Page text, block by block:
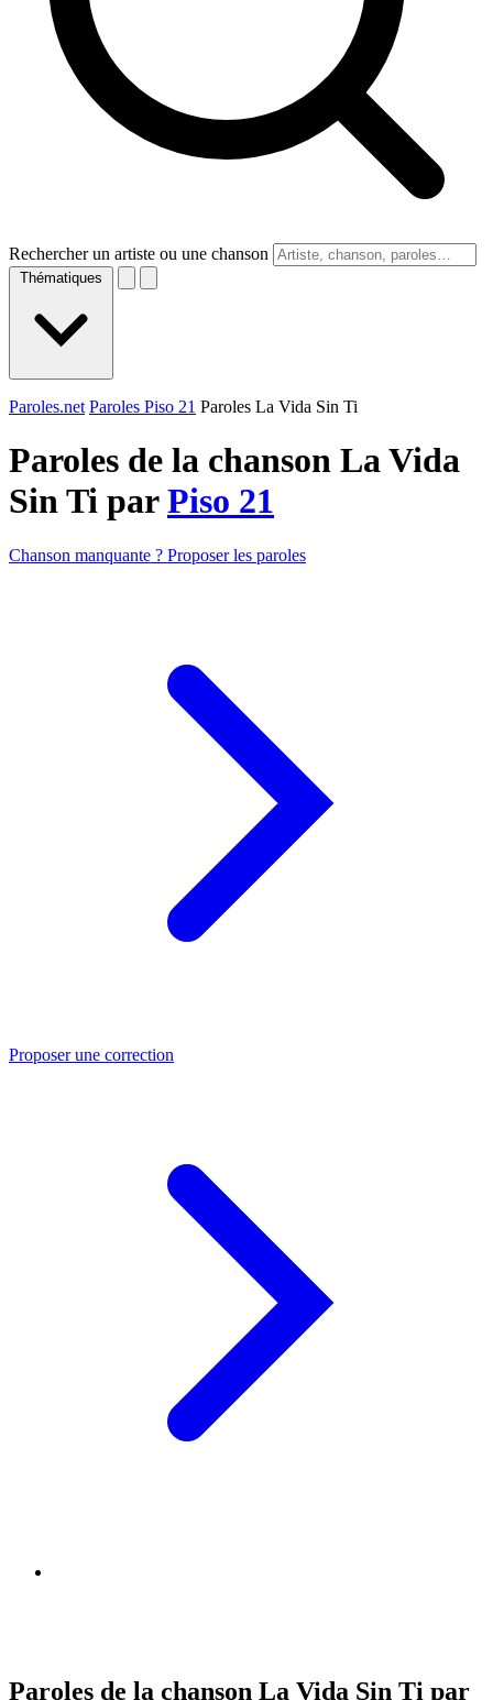
Rechercher un artiste ou une chanson
Thématiques
Paroles.net Paroles Piso 21 Paroles La Vida Sin Ti
Paroles de la chanson La Vida
Sin Ti parPiso 21
Chanson manquante ? Proposer les paroles
Proposer une correction
Paroles de la chanson La Vida Sin Ti par